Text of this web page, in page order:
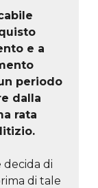
e a
periodo
dalla
rata
di
di tale